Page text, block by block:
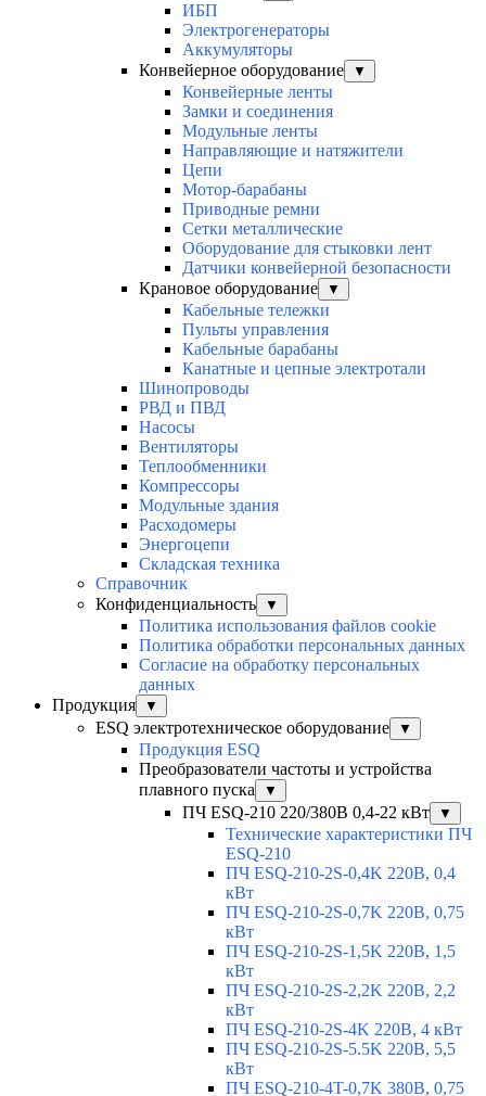
ИБП
Электрогенераторы
Аккумуляторы
Конвейерное оборудование
▼
Конвейерные ленты
Замки и соединения
Модульные ленты
Направляющие и натяжители
Цепи
Мотор-барабаны
Приводные ремни
Сетки металлические
Оборудование для стыковки лент
Датчики конвейерной безопасности
Крановое оборудование
▼
Кабельные тележки
Пульты управления
Кабельные барабаны
Канатные и цепные электротали
Шинопроводы
РВД и ПВД
Насосы
Вентиляторы
Теплообменники
Компрессоры
Модульные здания
Расходомеры
Энергоцепи
Складская техника
Справочник
Конфиденциальность
▼
Политика использования файлов cookie
Политика обработки персональных данных
Согласие на обработку персональных
данных
Продукция
▼
ESQ электротехническое оборудование ▼
Продукция ESQ
Преобразователи частоты и устройства
плавного пуска
▼
ПЧ ESQ-210 220/380В 0,4-22 кВт ▼
Технические характеристики ПЧ
ESQ-210
ПЧ ESQ-210-2S-0,4K 220В, 0,4
кВт
ПЧ ESQ-210-2S-0,7K 220В, 0,75
кВт
ПЧ ESQ-210-2S-1,5K 220В, 1,5
кВт
ПЧ ESQ-210-2S-2,2K 220В, 2,2
кВт
ПЧ ESQ-210-2S-4K 220В, 4 кВт
ПЧ ESQ-210-2S-5.5K 220В, 5,5
кВт
ПЧ ESQ-210-4T-0,7K 380В, 0,75